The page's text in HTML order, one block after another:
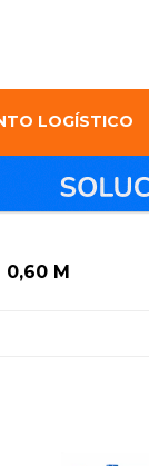
LOGÍSTICO
0,60 M